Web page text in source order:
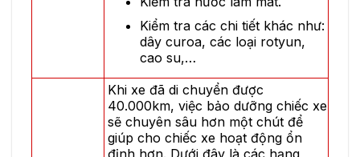
Kiểm tra các chi tiết khác như:
dây curoa, các loại rotyun,
cao su,…
Khi xe đã di chuyển được
40.000km, việc bảo dưỡng chiếc xe
sẽ chuyên sâu hơn một chút để
giúp cho chiếc xe hoạt động ổn
định hơn. Dưới đây là các hạng